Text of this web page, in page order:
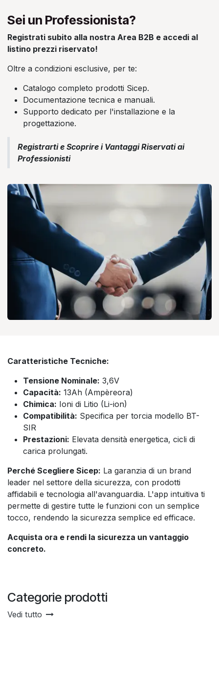
Sei un Professionista?
Registrati subito alla nostra Area B2B e accedi al
listino prezzi riservato!
Oltre a condizioni esclusive, per te:
Catalogo completo prodotti Sicep.
Documentazione tecnica e manuali.
Supporto dedicato per l'installazione e la
progettazione.
Registrarti e Scoprire i Vantaggi Riservati ai
Professionisti
Caratteristiche Tecniche:
Tensione Nominale: 3,6V
Capacità: 13Ah (Ampèreora)
Chimica: Ioni di Litio (Li-ion)
Compatibilità: Specifica per torcia modello BT-
SIR
Prestazioni: Elevata densità energetica, cicli di
carica prolungati.
Perché Scegliere Sicep: La garanzia di un brand
leader nel settore della sicurezza, con prodotti
affidabili e tecnologia all'avanguardia. L'app intuitiva ti
permette di gestire tutte le funzioni con un semplice
tocco, rendendo la sicurezza semplice ed efficace.
Acquista ora e rendi la sicurezza un vantaggio
concreto.
Categorie prodotti
Vedi tutto